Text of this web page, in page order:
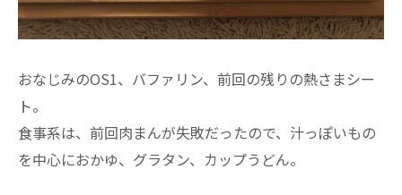
おなじみのOS1、バファリン、前回の残りの熱さまシー
ト。
食事系は、前回肉まんが失敗だったので、汁っぽいもの
を中心におかゆ、グラタン、カップうどん。